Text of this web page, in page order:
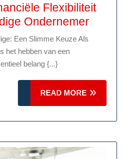
Flexibiliteit
OndernemerAuto
voor
de
Een Slimme Keuze Als
het hebben van een
belang {...}
READ MORE
MORE